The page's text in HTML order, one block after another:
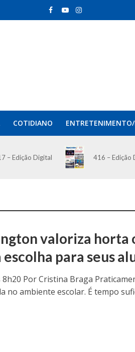
COTIDIANO ENTRETENIMENTO/
– Edição Digital 416 – Edição
valoriza horta
para seus
8h20 Por Cristina Braga
no ambiente escolar. É tempo